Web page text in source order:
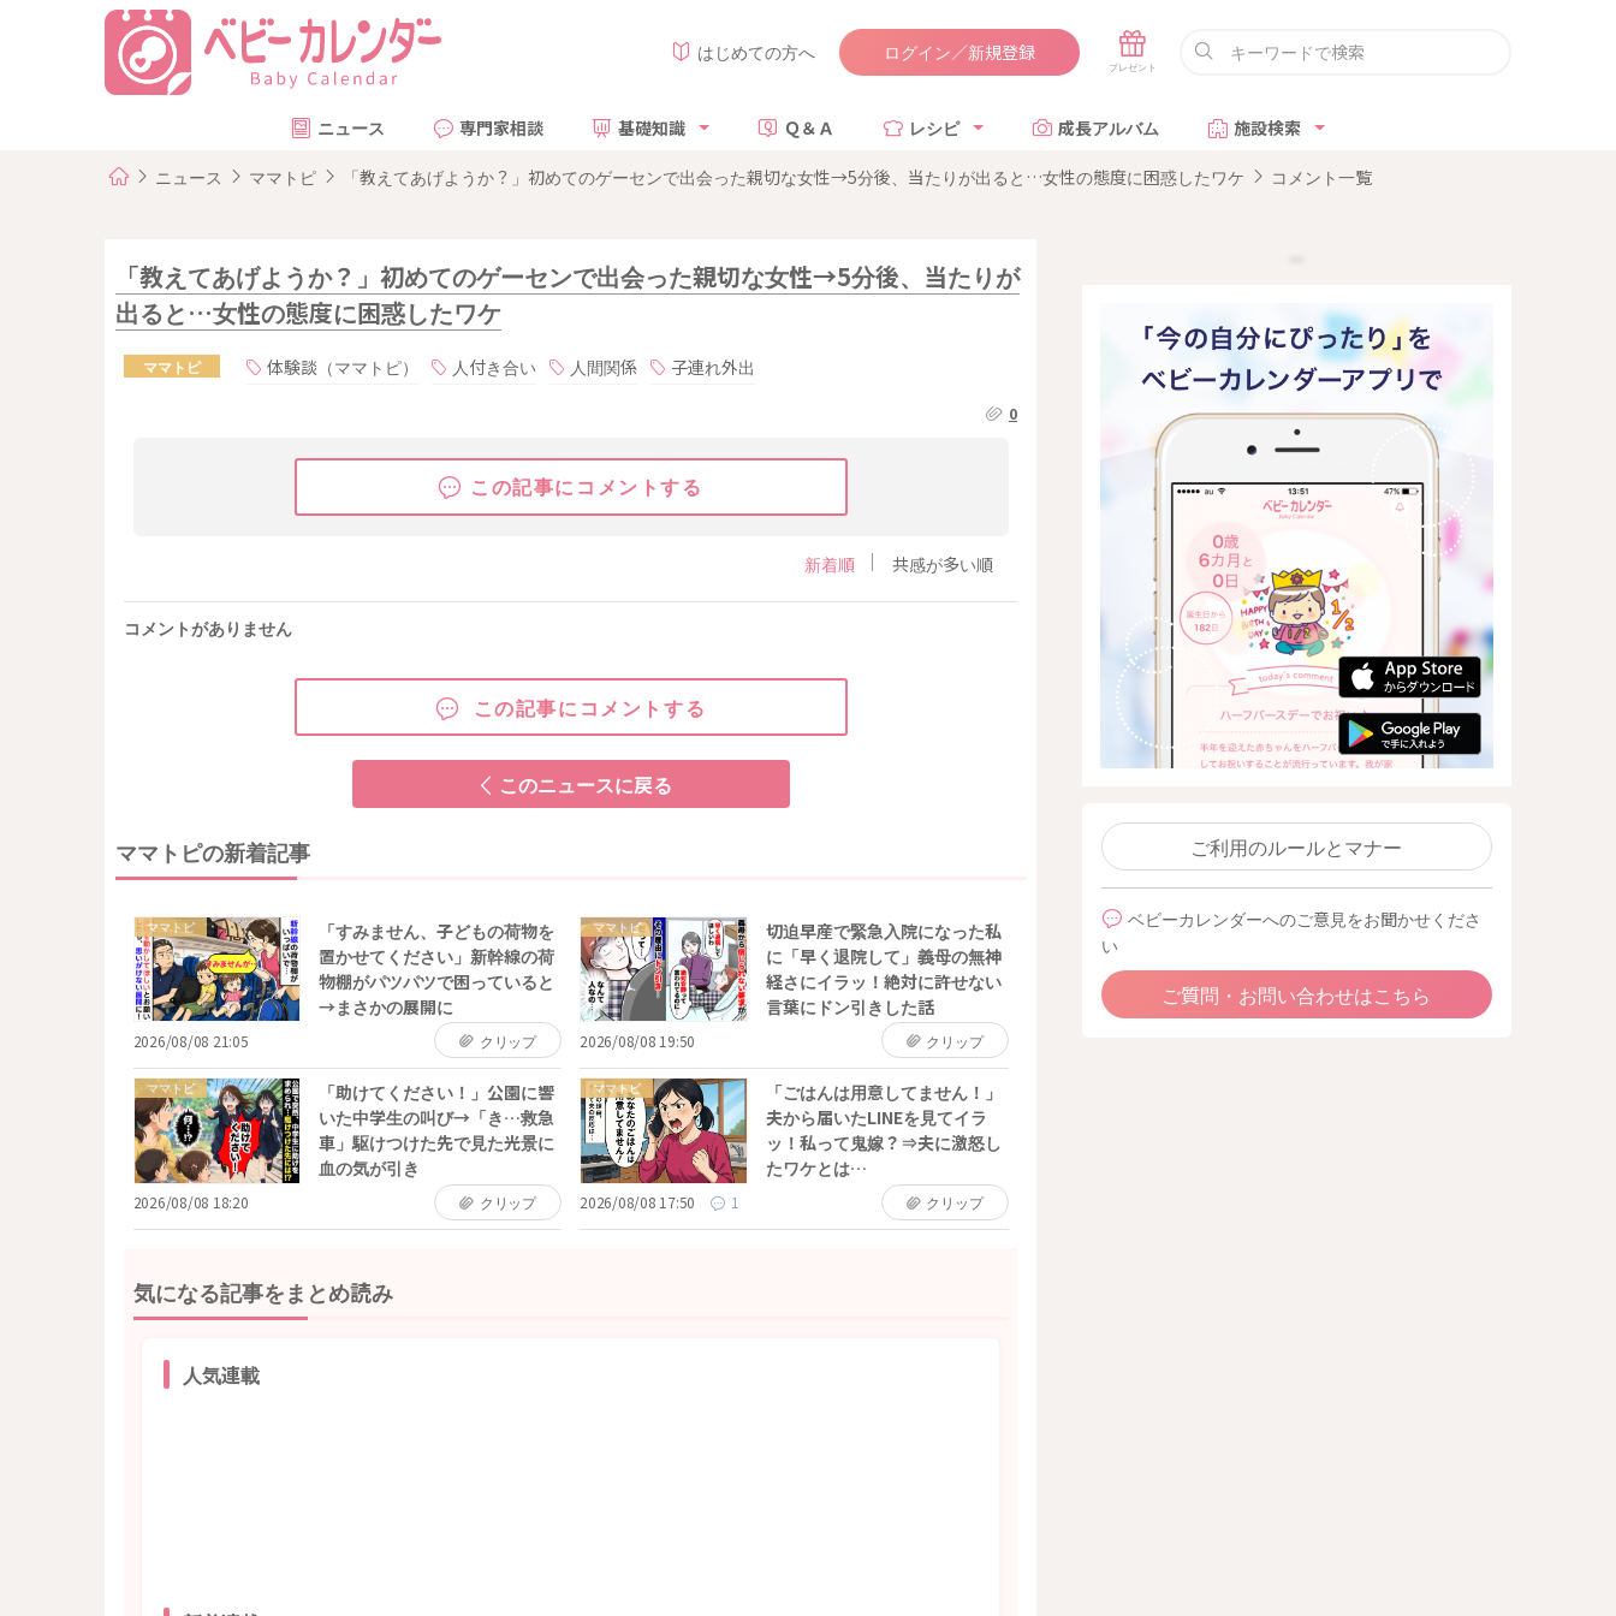
はじめての方へ ログイン／新規登録
ニュース 専門家相談 基礎知識 Ｑ＆Ａ レシピ 成長アルバム 施設検索
ニュース ママトピ 「教えてあげようか？」初めてのゲーセンで出会った親切な女性→5分後、当たりが出ると…女性の態度に困惑したワケ コメント一覧
「教えてあげようか？」初めてのゲーセンで出会った親切な女性→5分後、当たりが
出ると…女性の態度に困惑したワケ
ママトピ 体験談（ママトピ） 人付き合い 人間関係 子連れ外出
0
この記事にコメントする
新着順 共感が多い順
コメントがありません
この記事にコメントする
このニュースに戻る
ママトピの新着記事
ママトピ
「すみません、子どもの荷物を
置かせてください」新幹線の荷
物棚がパツパツで困っていると
→まさかの展開に
2026/08/08 21:05 クリップ
ママトピ
切迫早産で緊急入院になった私
に「早く退院して」義母の無神
経さにイラッ！絶対に許せない
言葉にドン引きした話
2026/08/08 19:50 クリップ
ママトピ
「助けてください！」公園に響
いた中学生の叫び→「き…救急
車」駆けつけた先で見た光景に
血の気が引き
2026/08/08 18:20 クリップ
ママトピ
「ごはんは用意してません！」
夫から届いたLINEを見てイラ
ッ！私って鬼嫁？⇒夫に激怒し
たワケとは…
2026/08/08 17:50 1 クリップ
気になる記事をまとめ読み
人気連載
ご利用のルールとマナー
ベビーカレンダーへのご意見をお聞かせくださ
い
ご質問・お問い合わせはこちら